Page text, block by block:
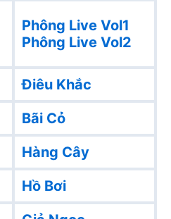
Phông Live Vol1
Phông Live Vol2
Điêu Khắc
Bãi Cỏ
Hàng Cây
Hồ Bơi